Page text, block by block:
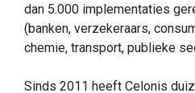
dan 5.000 implementaties
(banken, verzekeraars,
chemie, transport, publieke
Sinds 2011 heeft Celonis